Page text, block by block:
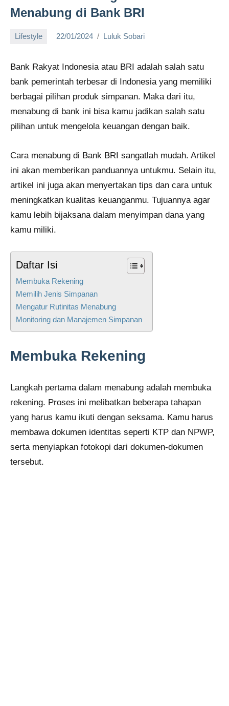
Menabung di Bank BRI
Lifestyle 22/01/2024 Luluk Sobari
Bank Rakyat Indonesia atau BRI adalah salah satu
bank pemerintah terbesar di Indonesia yang memiliki
berbagai pilihan produk simpanan. Maka dari itu,
menabung di bank ini bisa kamu jadikan salah satu
pilihan untuk mengelola keuangan dengan baik.
Cara menabung di Bank BRI sangatlah mudah. Artikel
ini akan memberikan panduannya untukmu. Selain itu,
artikel ini juga akan menyertakan tips dan cara untuk
meningkatkan kualitas keuanganmu. Tujuannya agar
kamu lebih bijaksana dalam menyimpan dana yang
kamu miliki.
Daftar Isi
Membuka Rekening
Memilih Jenis Simpanan
Mengatur Rutinitas Menabung
Monitoring dan Manajemen Simpanan
Membuka Rekening
Langkah pertama dalam menabung adalah membuka
rekening. Proses ini melibatkan beberapa tahapan
yang harus kamu ikuti dengan seksama. Kamu harus
membawa dokumen identitas seperti KTP dan NPWP,
serta menyiapkan fotokopi dari dokumen-dokumen
tersebut.